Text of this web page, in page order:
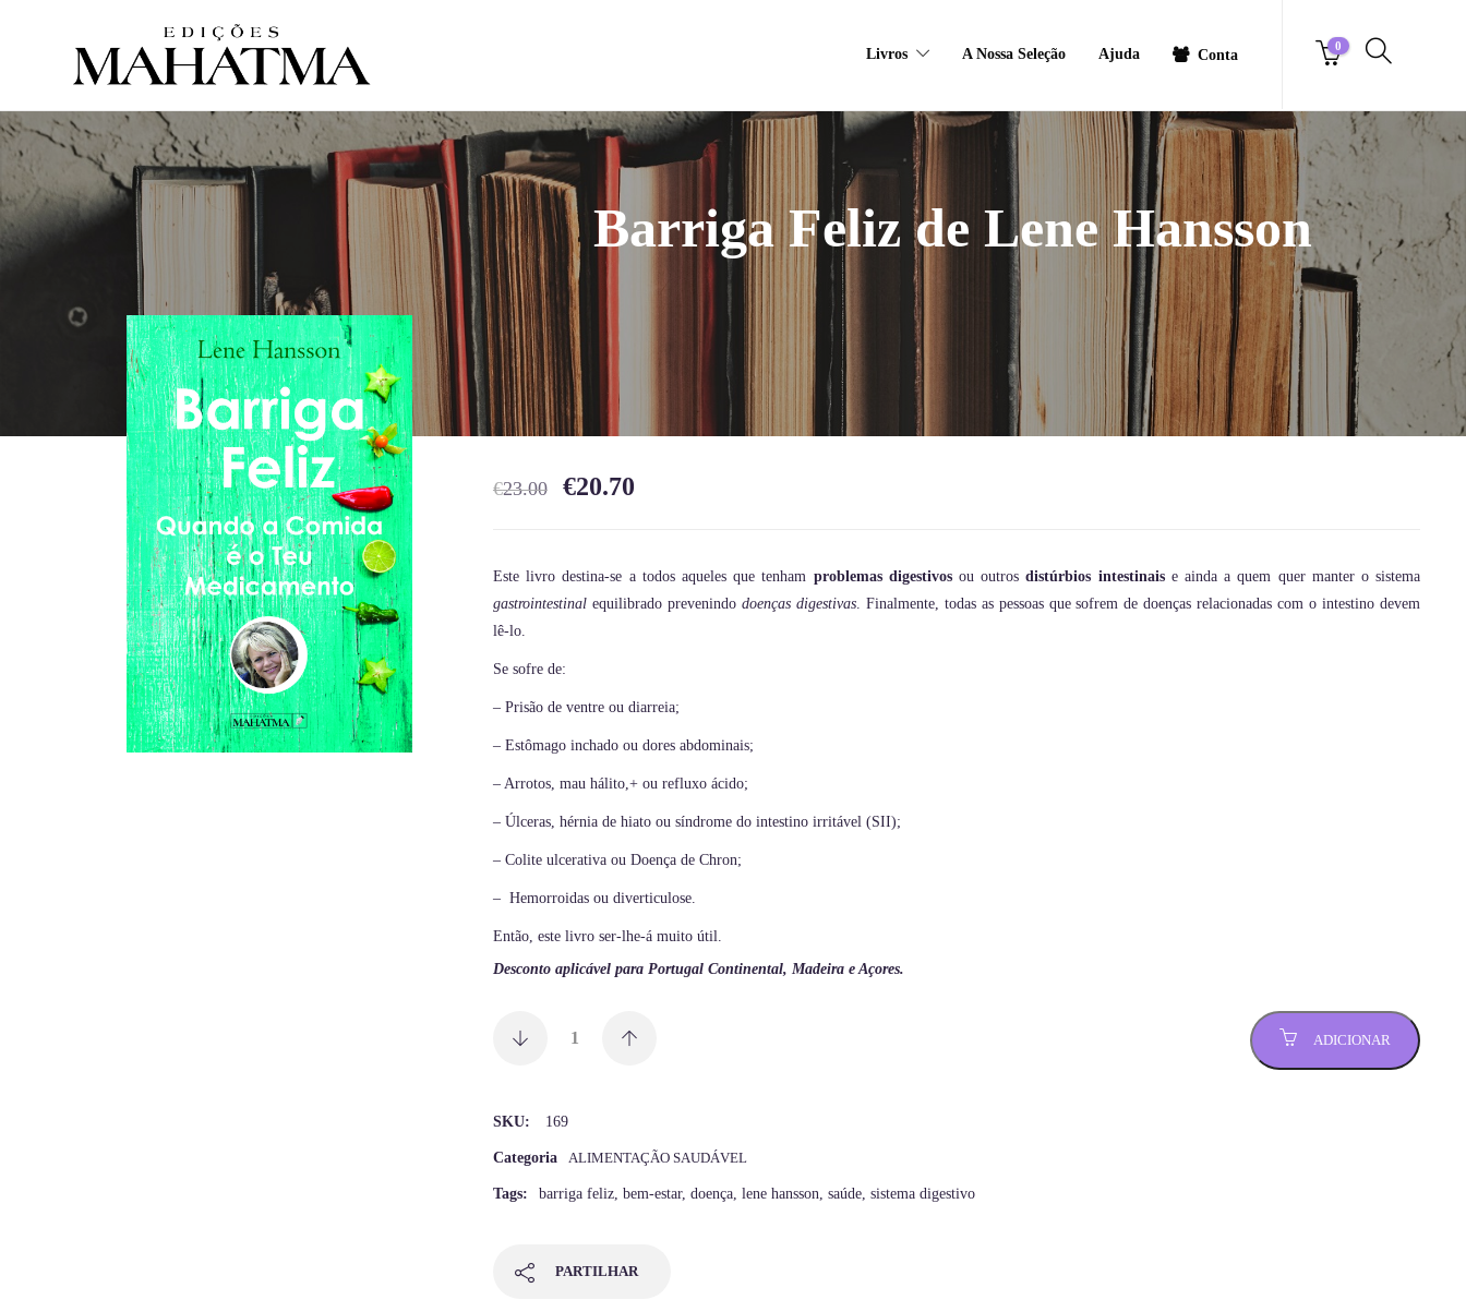
Livros A Nossa Seleção Ajuda Conta
0
Barriga Feliz de Lene Hansson
€23.00 €20.70
Este livro destina-se a todos aqueles que tenham problemas digestivosou outros distúrbios intestinaise ainda a quem quer manter o sistema
gastrointestinalequilibrado prevenindo doenças digestivas. Finalmente, todas as pessoas que sofrem de doenças relacionadas com o intestino devem
lê-lo.
Se sofre de:
– Prisão de ventre ou diarreia;
– Estômago inchado ou dores abdominais;
– Arrotos, mau hálito,+ ou refluxo ácido;
– Úlceras, hérnia de hiato ou síndrome do intestino irritável (SII);
– Colite ulcerativa ou Doença de Chron;
– Hemorroidas ou diverticulose.
Então, este livro ser-lhe-á muito útil.
Desconto aplicável para Portugal Continental, Madeira e Açores.
ADICIONAR
SKU: 169
Categoria ALIMENTAÇÃO SAUDÁVEL
Tags: barriga feliz, bem-estar, doença, lene hansson, saúde, sistema digestivo
PARTILHAR